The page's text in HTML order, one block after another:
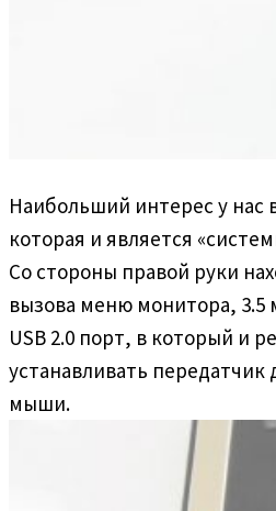
Наибольший интерес у нас
которая и является
Со стороны правой руки
вызова меню монитора, 3.5
USB 2.0 порт, в который и
устанавливать передатчик
мыши.